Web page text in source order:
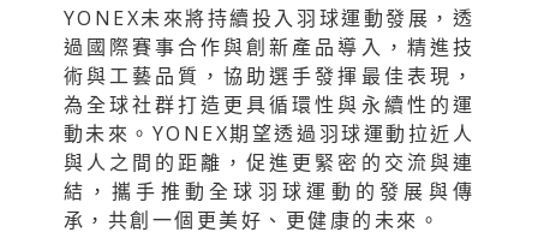
YONEX未來將持續投入羽球運動發展，透
過國際賽事合作與創新產品導入，精進技
術與工藝品質，協助選手發揮最佳表現，
為全球社群打造更具循環性與永續性的運
動未來。YONEX期望透過羽球運動拉近人
與人之間的距離，促進更緊密的交流與連
結，攜手推動全球羽球運動的發展與傳
承，共創一個更美好、更健康的未來。